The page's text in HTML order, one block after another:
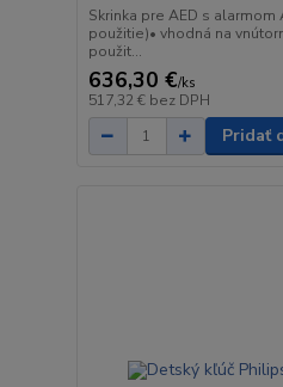
Skrinka pre AED s alarmom
použitie)• vhodná na
použit...
636,30 €/ks
517,32 € bez DPH
Pridať